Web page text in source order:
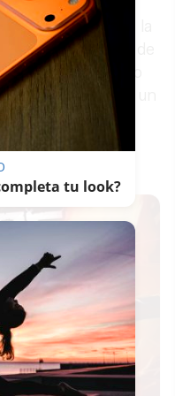
de forma
bares de la
en la salida de
por el centro
ha informado en un
alegría grande,
en el Día de
tu look?